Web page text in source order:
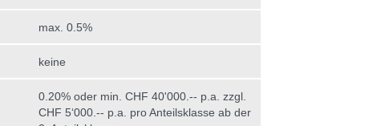
max. 0.5%
keine
0.20% oder min. CHF 40'000.-- p.a. zzgl.
CHF 5‘000.-- p.a. pro Anteilsklasse ab der